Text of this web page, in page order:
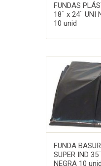
FUNDAS
18¨ x 24¨ UNI
10 unid
FUNDA
SUPER IND
NEGRA 10 unid